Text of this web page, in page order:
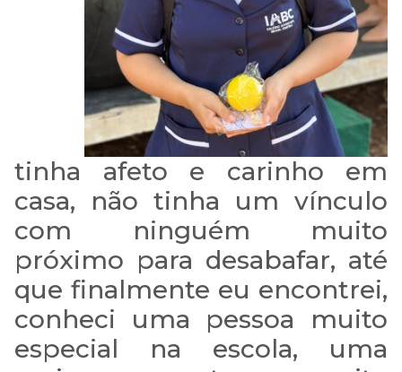
tinha afeto e carinho em
casa, não tinha um vínculo
com ninguém muito
próximo para desabafar, até
que finalmente eu encontrei,
conheci uma pessoa muito
especial na escola, uma
COMUNICADO
IMPORTANTE:
Estamos passando por
uma instabilidade em
nosso WhatsApp, e talvez